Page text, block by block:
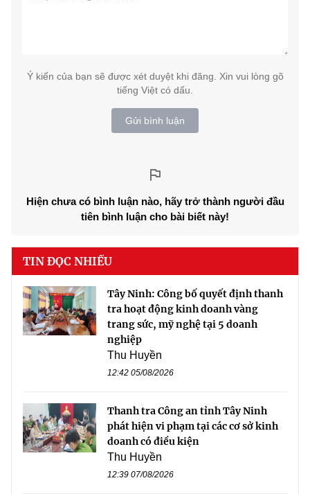
Ý kiến của bạn sẽ được xét duyệt khi đăng. Xin vui lòng gõ
tiếng Việt có dấu.
Gửi bình luận
Hiện chưa có bình luận nào, hãy trở thành người đầu
tiên bình luận cho bài biết này!
TIN ĐỌC NHIỀU
Tây Ninh: Công bố quyết định thanh
tra hoạt động kinh doanh vàng
trang sức, mỹ nghệ tại 5 doanh
nghiệp
Thu Huyền
12:42 05/08/2026
Thanh tra Công an tỉnh Tây Ninh
phát hiện vi phạm tại các cơ sở kinh
doanh có điều kiện
Thu Huyền
12:39 07/08/2026